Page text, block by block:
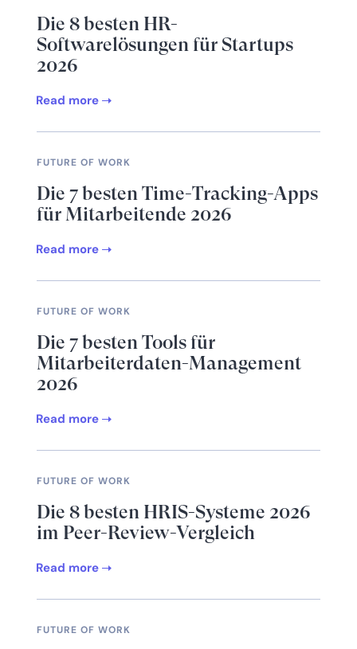
Die 8 besten HR-
Softwarelösungen für Startups
2026
Read more
FUTURE OF WORK
Die 7 besten Time-Tracking-Apps
für Mitarbeitende 2026
Read more
FUTURE OF WORK
Die 7 besten Tools für
Mitarbeiterdaten-Management
2026
Read more
FUTURE OF WORK
Die 8 besten HRIS-Systeme 2026
im Peer-Review-Vergleich
Read more
FUTURE OF WORK